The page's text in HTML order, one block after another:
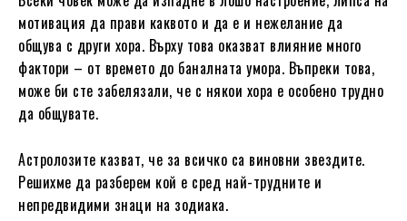
мотивация да прави каквото и да е и нежелание да
общува с други хора. Върху това оказват влияние много
фактори – от времето до баналната умора. Въпреки това,
може би сте забелязали, че с някои хора е особено трудно
да общувате.
Астролозите казват, че за всичко са виновни звездите.
Решихме да разберем кой е сред най-трудните и
непредвидими знаци на зодиака.